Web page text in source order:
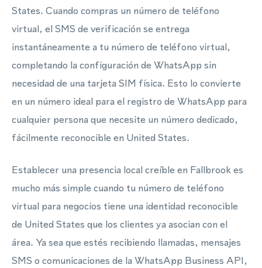
States. Cuando compras un número de teléfono
virtual, el SMS de verificación se entrega
instantáneamente a tu número de teléfono virtual,
completando la configuración de WhatsApp sin
necesidad de una tarjeta SIM física. Esto lo convierte
en un número ideal para el registro de WhatsApp para
cualquier persona que necesite un número dedicado,
fácilmente reconocible en United States.
Establecer una presencia local creíble en Fallbrook es
mucho más simple cuando tu número de teléfono
virtual para negocios tiene una identidad reconocible
de United States que los clientes ya asocian con el
área. Ya sea que estés recibiendo llamadas, mensajes
SMS o comunicaciones de la WhatsApp Business API,